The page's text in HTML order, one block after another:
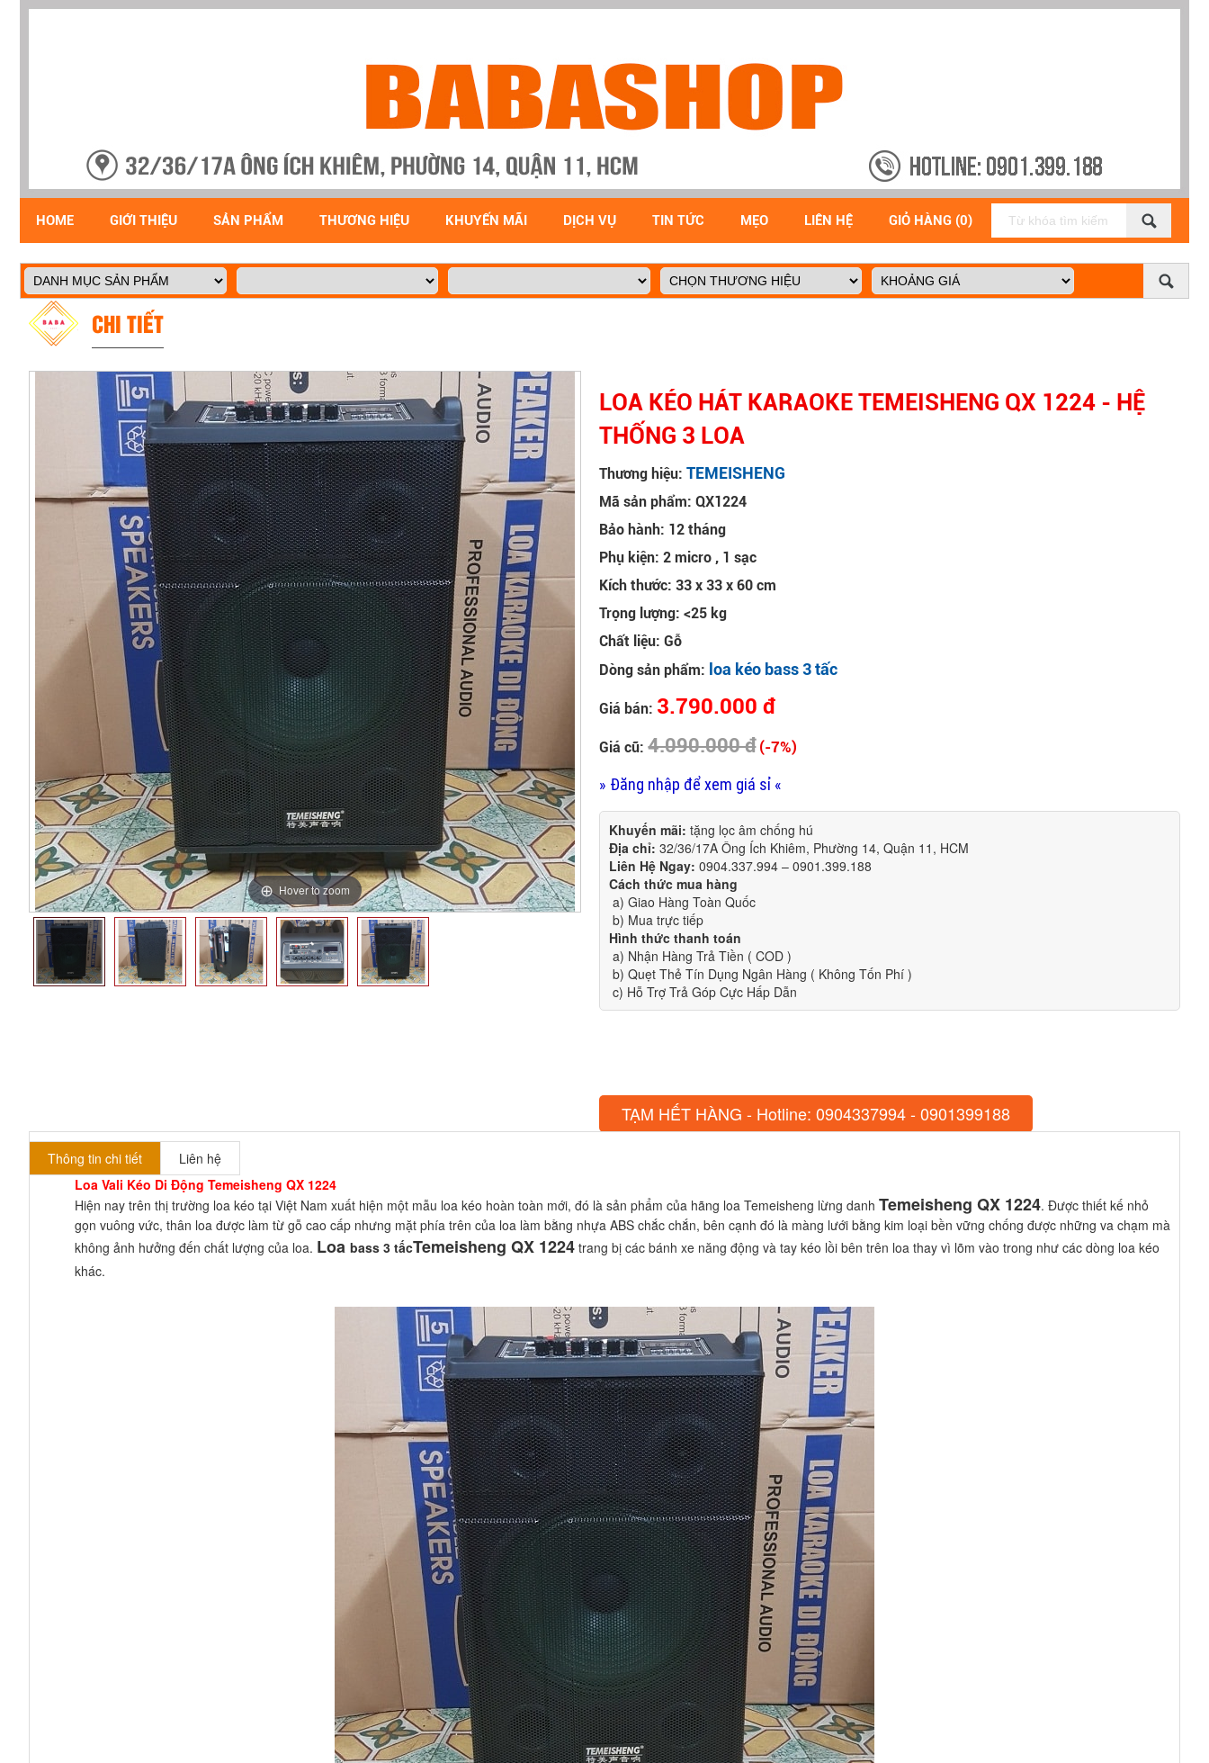
HOME GIỚI THIỆU SẢN PHẨM THƯƠNG HIỆU KHUYẾN MÃI DỊCH VỤ TIN TỨC MẸO LIÊN HỆ GIỎ HÀNG (0)
CHI TIẾT
Hover to zoom
LOA KÉO HÁT KARAOKE TEMEISHENG QX 1224 - HỆ
THỐNG 3 LOA
Thương hiệu:TEMEISHENG
Mã sản phẩm: QX1224
Bảo hành: 12 tháng
Phụ kiện: 2 micro , 1 sạc
Kích thước: 33 x 33 x 60 cm
Trọng lượng: <25 kg
Chất liệu: Gỗ
Dòng sản phẩm: loa kéo bass 3 tấc
Giá bán: 3.790.000 đ
Giá cũ:4.090.000 đ (-7%)
» Đăng nhập để xem giá sỉ «
Khuyến mãi: tặng lọc âm chống hú
Địa chỉ: 32/36/17A Ông Ích Khiêm, Phường 14, Quận 11, HCM
Liên Hệ Ngay: 0904.337.994 – 0901.399.188
Cách thức mua hàng
a) Giao Hàng Toàn Quốc
b) Mua trực tiếp
Hình thức thanh toán
a) Nhận Hàng Trả Tiền ( COD )
b) Quẹt Thẻ Tín Dụng Ngân Hàng ( Không Tốn Phí )
c) Hỗ Trợ Trả Góp Cực Hấp Dẫn
TẠM HẾT HÀNG - Hotline: 0904337994 - 0901399188
Thông tin chi tiết
Liên hệ
Loa Vali Kéo Di Động Temeisheng QX 1224
Hiện nay trên thị trường loa kéo tại Việt Nam xuất hiện một mẫu loa kéo hoàn toàn mới, đó là sản phẩm của hãng loa Temeisheng lừng danh Temeisheng QX 1224. Được thiết kế nhỏ
gọn vuông vức, thân loa được làm từ gỗ cao cấp nhưng mặt phía trên của loa làm bằng nhựa ABS chắc chắn, bên cạnh đó là màng lưới bằng kim loại bền vững chống được những va chạm mà
không ảnh hưởng đến chất lượng của loa. Loa bass 3 tấcTemeisheng QX 1224 trang bị các bánh xe năng động và tay kéo lồi bên trên loa thay vì lõm vào trong như các dòng loa kéo
khác.